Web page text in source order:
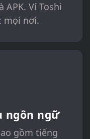
APK. Ví Toshi
mọi nơi.
ngôn ngữ
gồm tiếng